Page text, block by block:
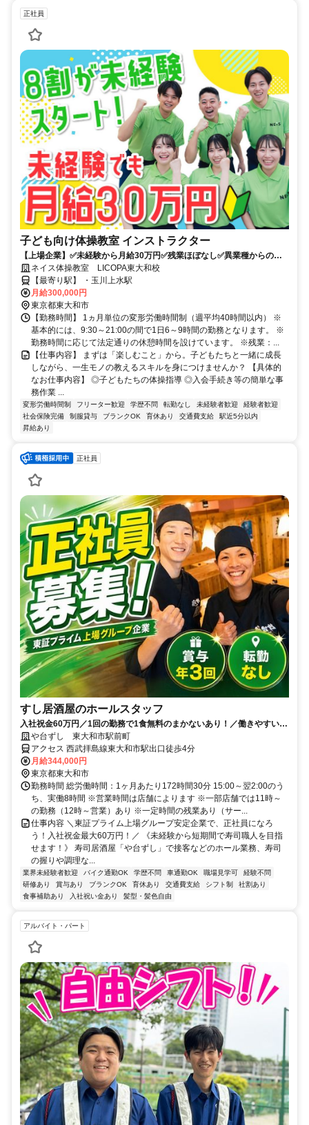
正社員
子ども向け体操教室 インストラクター
【上場企業】✅未経験から月給30万円✅残業ほぼなし✅異業種からの転
職多数✅子供の未来をつくる仕事
ネイス体操教室 LICOPA東大和校
【最寄り駅】 ・玉川上水駅
月給300,000円
東京都東大和市
【勤務時間】 1ヵ月単位の変形労働時間制（週平均40時間以内） ※
基本的には、9:30～21:00の間で1日6～9時間の勤務となります。 ※
勤務時間に応じて法定通りの休憩時間を設けています。 ※残業：...
【仕事内容】 まずは「楽しむこと」から。子どもたちと一緒に成長
しながら、一生モノの教えるスキルを身につけませんか？ 【具体的
なお仕事内容】 ◎子どもたちの体操指導 ◎入会手続き等の簡単な事
務作業 ...
変形労働時間制 フリーター歓迎 学歴不問 転勤なし 未経験者歓迎
経験者歓迎
社会保険完備
制服貸与 ブランクOK 育休あり 交通費支給
駅近5分以内
昇給あり
正社員
すし居酒屋のホールスタッフ
入社祝金60万円／1回の勤務で1食無料のまかないあり！／働きやすい環
境づくりに力を入れています◎
や台ずし 東大和市駅前町
アクセス 西武拝島線東大和市駅出口徒歩4分
月給344,000円
東京都東大和市
勤務時間 総労働時間：1ヶ月あたり172時間30分 15:00～翌2:00のう
ち、実働8時間 ※営業時間は店舗によります ※一部店舗では11時～
の勤務（12時～営業）あり ※一定時間の残業あり（サー...
仕事内容 ＼東証プライム上場グループ安定企業で、正社員になろ
う！入社祝金最大60万円！／ 《未経験から短期間で寿司職人を目指
せます！》 寿司居酒屋「や台ずし」で接客などのホール業務、寿司
の握りや調理な...
業界未経験者歓迎 バイク通勤OK 学歴不問 車通勤OK 職場見学可
経験不問
研修あり
賞与あり ブランクOK 育休あり 交通費支給 シフト制
社割あり
食事補助あり
入社祝い金あり 髪型・髪色自由
アルバイト・パート